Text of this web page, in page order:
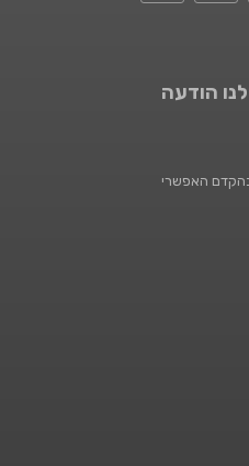
הודעה
בהקדם האפשרי